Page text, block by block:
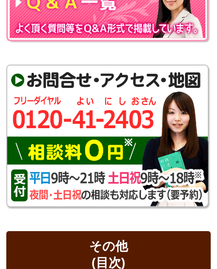
その他
(目次)